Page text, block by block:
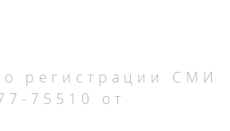
о регистрации СМИ
75510 от